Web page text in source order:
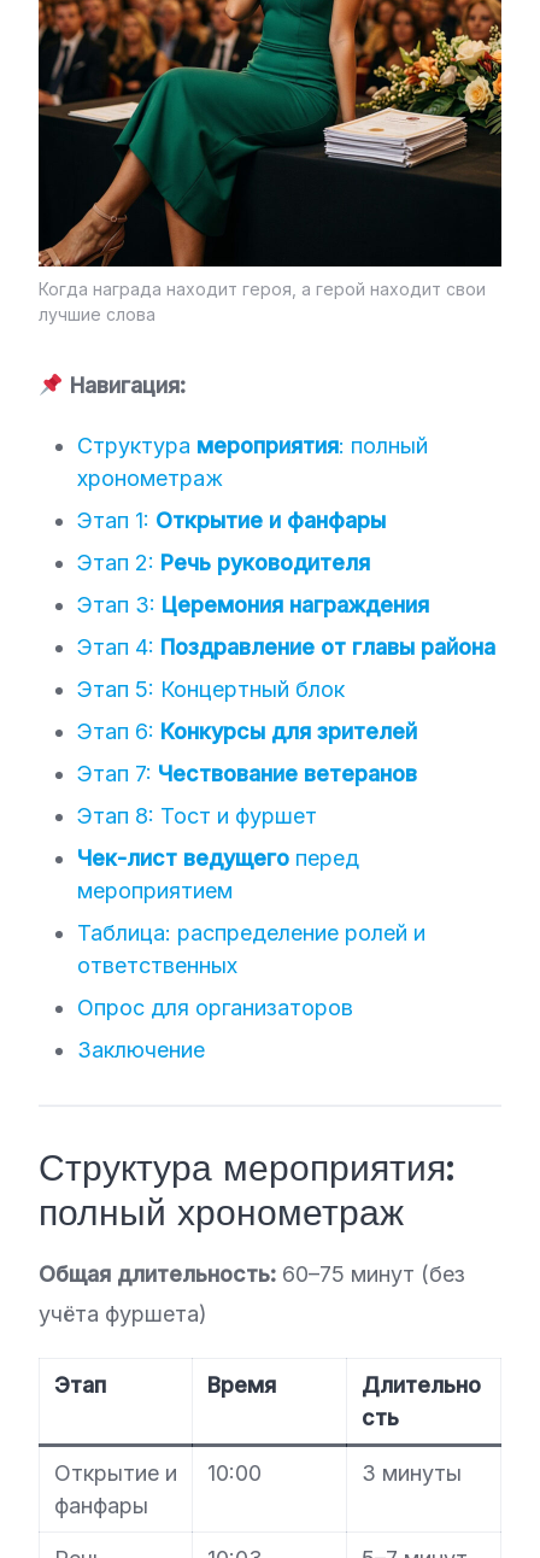
Когда награда находит героя, а герой находит свои
лучшие слова
Навигация:
Структура мероприятия: полный
хронометраж
Этап 1: Открытие и фанфары
Этап 2: Речь руководителя
Этап 3: Церемония награждения
Этап 4: Поздравление от главы района
Этап 5: Концертный блок
Этап 6: Конкурсы для зрителей
Этап 7: Чествование ветеранов
Этап 8: Тост и фуршет
Чек-лист ведущего перед
мероприятием
Таблица: распределение ролей и
ответственных
Опрос для организаторов
Заключение
Структура мероприятия:
полный хронометраж
Общая длительность: 60–75 минут (без
учёта фуршета)
Этап Время
Длительно
сть
Открытие и
фанфары
10:00 3 минуты